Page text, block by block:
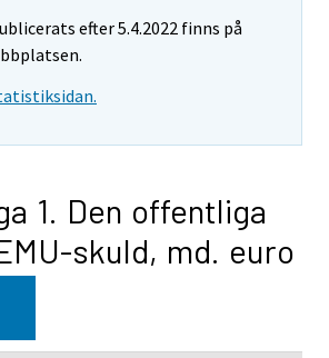
efter 5.4.2022 finns på
1. Den offentliga
skuld, md. euro